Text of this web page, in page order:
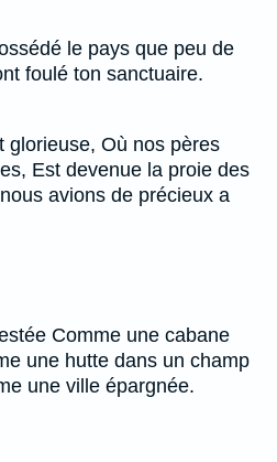
le pays que peu de
foulé ton sanctuaire.
glorieuse, Où nos pères
Est devenue la proie des
avions de précieux a
Comme une cabane
une hutte dans un champ
une ville épargnée.